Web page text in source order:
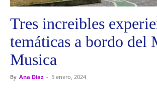
Tres increibles
temáticas a bordo del
Musica
By Ana Diaz - 5 enero, 2024